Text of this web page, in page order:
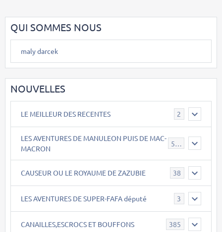
QUI SOMMES NOUS
maly darcek
NOUVELLES
LE MEILLEUR DES RECENTES 2
LES AVENTURES DE MANULEON PUIS DE MAC-
MACRON
543
CAUSEUR OU LE ROYAUME DE ZAZUBIE 38
LES AVENTURES DE SUPER-FAFA député 3
CANAILLES,ESCROCS ET BOUFFONS 385